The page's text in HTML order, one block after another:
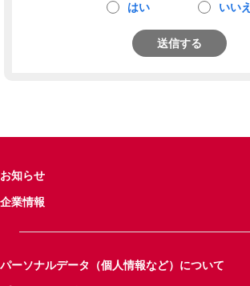
はい いいえ
送信する
お知らせ
企業情報
パーソナルデータ（個人情報など）について